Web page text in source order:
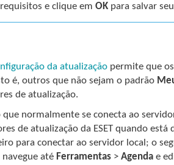
e clique emOK para salvar
da atualização permite que
é, outros que não sejam o padrão
de atualização.
normalmente se conecta ao
de atualização da ESET quando
para conectar ao servidor local; o
navegue até Ferramentas >Agenda e